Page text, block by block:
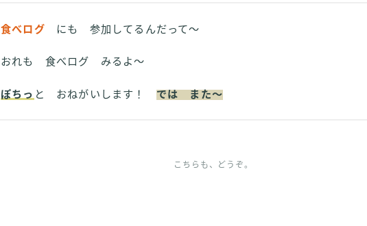
食べログ にも 参加してるんだって～
おれも 食べログ みるよ～
ぽちっ と おねがいします！ では また～
こちらも、どうぞ。